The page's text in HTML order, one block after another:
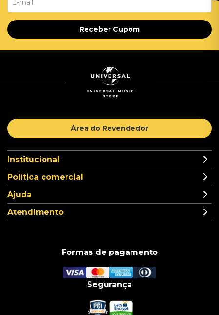
Receber Cupom
Área do Revendedor
Institucional
Política comercial
Ajuda
Atendimento
Formas de pagamento
Segurança